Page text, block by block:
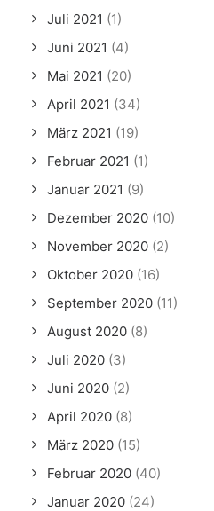
Juli 2021 (1)
Juni 2021 (4)
Mai 2021 (20)
April 2021 (34)
März 2021 (19)
Februar 2021 (1)
Januar 2021 (9)
Dezember 2020 (10)
November 2020 (2)
Oktober 2020 (16)
September 2020 (11)
August 2020 (8)
Juli 2020 (3)
Juni 2020 (2)
April 2020 (8)
März 2020 (15)
Februar 2020 (40)
Januar 2020 (24)